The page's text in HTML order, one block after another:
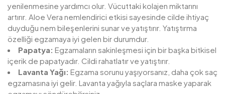
yenilenmesine yardımcı olur. Vücuttaki kolajen miktarını
artırır. Aloe Vera nemlendirici etkisi sayesinde cilde ihtiyaç
duyduğu nem bileşenlerini sunar ve yatıştırır. Yatıştırma
özelliği egzamaya iyi gelen bir durumdur.
Papatya: Egzamaların sakinleşmesi için bir başka bitkisel
içerik de papatyadır. Cildi rahatlatır ve yatıştırır.
Lavanta Yağı: Egzama sorunu yaşıyorsanız, daha çok saç
egzamasına iyi gelir. Lavanta yağıyla saçlara maske yaparak